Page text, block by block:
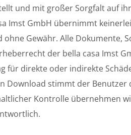
und mit großer Sorgfalt auf
Imst GmbH übernimmt
Gewähr. Alle Dokumente,
der bella casa Imst
für direkte oder indirekte
Download stimmt der Benutzer
Kontrolle übernehmen